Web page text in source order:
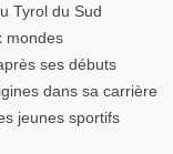
Tyrol du Sud
mondes
ses débuts
dans sa carrière
jeunes sportifs